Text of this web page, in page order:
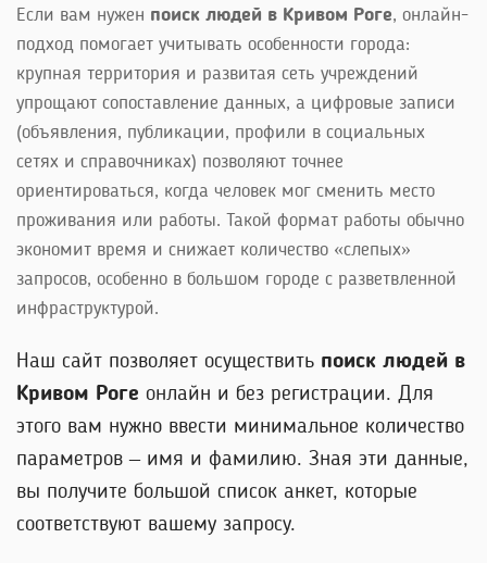
Если вам нужен поиск людей в Кривом Роге, онлайн-
подход помогает учитывать особенности города:
крупная территория и развитая сеть учреждений
упрощают сопоставление данных, а цифровые записи
(объявления, публикации, профили в социальных
сетях и справочниках) позволяют точнее
ориентироваться, когда человек мог сменить место
проживания или работы. Такой формат работы обычно
экономит время и снижает количество «слепых»
запросов, особенно в большом городе с разветвленной
инфраструктурой.
Наш сайт позволяет осуществить поиск людей в
Кривом Роге онлайн и без регистрации. Для
этого вам нужно ввести минимальное количество
параметров – имя и фамилию. Зная эти данные,
вы получите большой список анкет, которые
соответствуют вашему запросу.